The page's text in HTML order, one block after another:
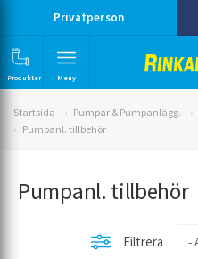
Privatperson
Produkter Meny
Startsida Pumpar & Pumpanlägg.
Pumpanl. tillbehör
Pumpanl. tillbehör
Filtrera